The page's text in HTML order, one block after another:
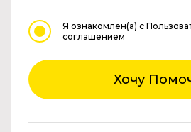
Я ознакомлен(а) с
соглашением
Хочу